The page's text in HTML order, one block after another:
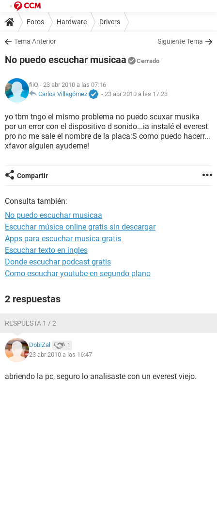
Foros Hardware Drivers
Tema Anterior Siguiente Tema
No puedo escuchar musicaa Cerrado
fiiO - 23 abr 2010 a las 07:16
Carlos Villagómez
- 23 abr 2010 a las 17:23
yo tbm tngo el mismo problema no puedo scuxar musika
por un error con el dispositivo d sonido...ia instalé el everest
pro no me sale el nombre de la placa:S como puedo hacerr...
xfavor alguien ayudeme!
Compartir
Consulta también:
No puedo escuchar musicaa
Escuchar música online gratis sin descargar
Apps para escuchar musica gratis
Escuchar texto en ingles
Donde escuchar podcast gratis
Como escuchar youtube en segundo plano
2 respuestas
RESPUESTA 1 / 2
DobiZal 1
23 abr 2010 a las 16:47
abriendo la pc, seguro lo analisaste con un everest viejo.